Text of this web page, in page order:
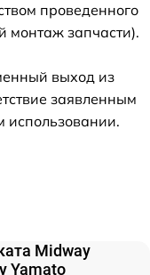
проведенного
монтаж запчасти).
выход из
заявленным
использовании.
Midway
Yamato